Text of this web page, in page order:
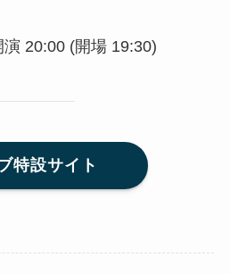
20:00 (開場 19:30)
特設サイト